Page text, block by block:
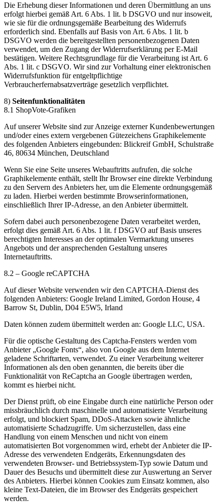
Die Erhebung dieser Informationen und deren Übermittlung an uns
erfolgt hierbei gemäß Art. 6 Abs. 1 lit. b DSGVO und nur insoweit,
wie sie für die ordnungsgemäße Bearbeitung des Widerrufs
erforderlich sind. Ebenfalls auf Basis von Art. 6 Abs. 1 lit. b
DSGVO werden die bereitgestellten personenbezogenen Daten
verwendet, um den Zugang der Widerrufserklärung per E-Mail
bestätigen. Weitere Rechtsgrundlage für die Verarbeitung ist Art. 6
Abs. 1 lit. c DSGVO. Wir sind zur Vorhaltung einer elektronischen
Widerrufsfunktion für entgeltpflichtige
Verbraucherfernabsatzverträge gesetzlich verpflichtet.
8) Seitenfunktionalitäten
8.1 ShopVote-Grafiken
Auf unserer Website sind zur Anzeige externer Kundenbewertungen
und/oder eines extern vergebenen Gütezeichens Graphikelemente
des folgenden Anbieters eingebunden: Blickreif GmbH, Schulstraße
46, 80634 München, Deutschland
Wenn Sie eine Seite unseres Webauftritts aufrufen, die solche
Graphikelemente enthält, stellt Ihr Browser eine direkte Verbindung
zu den Servern des Anbieters her, um die Elemente ordnungsgemäß
zu laden. Hierbei werden bestimmte Browserinformationen,
einschließlich Ihrer IP-Adresse, an den Anbieter übermittelt.
Sofern dabei auch personenbezogene Daten verarbeitet werden,
erfolgt dies gemäß Art. 6 Abs. 1 lit. f DSGVO auf Basis unseres
berechtigten Interesses an der optimalen Vermarktung unseres
Angebots und der ansprechenden Gestaltung unseres
Internetauftritts.
8.2 – Google reCAPTCHA
Auf dieser Website verwenden wir den CAPTCHA-Dienst des
folgenden Anbieters: Google Ireland Limited, Gordon House, 4
Barrow St, Dublin, D04 E5W5, Irland
Daten können zudem übermittelt werden an: Google LLC, USA.
Für die optische Gestaltung des Captcha-Fensters werden vom
Anbieter „Google Fonts“, also von Google aus dem Internet
geladene Schriftarten, verwendet. Zu einer Verarbeitung weiterer
Informationen als den oben genannten, die bereits über die
Funktionalität von ReCaptcha an Google übertragen werden,
kommt es hierbei nicht.
Der Dienst prüft, ob eine Eingabe durch eine natürliche Person oder
missbräuchlich durch maschinelle und automatisierte Verarbeitung
erfolgt, und blockiert Spam, DDoS-Attacken sowie ähnliche
automatisierte Schadzugriffe. Um sicherzustellen, dass eine
Handlung von einem Menschen und nicht von einem
automatisierten Bot vorgenommen wird, erhebt der Anbieter die IP-
Adresse des verwendeten Endgeräts, Erkennungsdaten des
verwendeten Browser- und Betriebssystem-Typ sowie Datum und
Dauer des Besuchs und übermittelt diese zur Auswertung an Server
des Anbieters. Hierbei können Cookies zum Einsatz kommen, also
kleine Text-Dateien, die im Browser des Endgeräts gespeichert
werden.